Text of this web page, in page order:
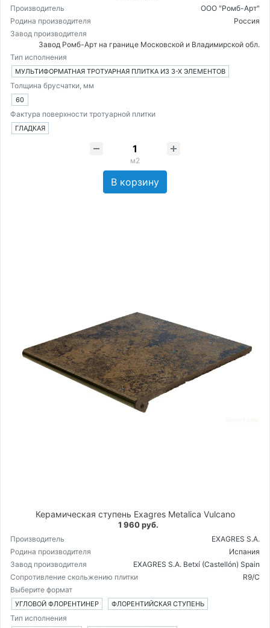
Производитель
ООО "Ромб-Арт"
Родина производителя
Россия
Завод производителя
Завод Ромб-Арт на границе Московской и Владимирской обл.
Тип исполнения
МУЛЬТИФОРМАТНАЯ ТРОТУАРНАЯ ПЛИТКА ИЗ 3-Х ЭЛЕМЕНТОВ
Толщина брусчатки, мм
60
Фактура поверхности тротуарной плитки
ГЛАДКАЯ
м2
В корзину
Керамическая cтупень Exagres Metalica Vulcano
1 960 руб.
Производитель
EXAGRES S.A.
Родина производителя
Испания
Завод производителя
EXAGRES S.A. Betxí (Castellón) Spain
Сопротивление скольжению плитки
R9/C
Выберите формат
УГЛОВОЙ ФЛОРЕНТИНЕР ФЛОРЕНТИЙСКАЯ СТУПЕНЬ
Тип исполнения